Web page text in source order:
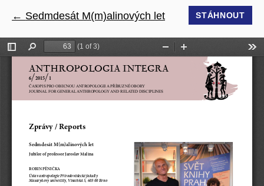
← Návrat na podrobnosti článku
Sedmdesát M(m)alinových let STÁHNOUT